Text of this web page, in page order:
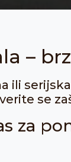
–
ili
se
za